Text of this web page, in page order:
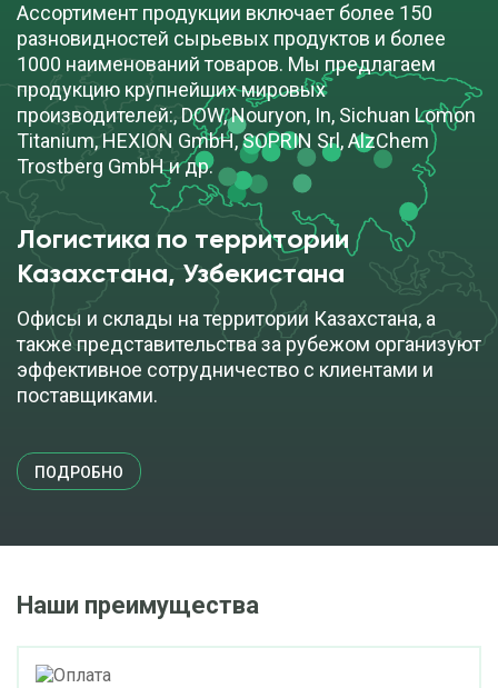
Ассортимент продукции включает более 150
разновидностей сырьевых продуктов и более
1000 наименований товаров. Мы предлагаем
продукцию крупнейших мировых
производителей:, DOW, Nouryon, In, Sichuan Lomon
Titanium, HEXION GmbH, SOPRIN Srl, AlzChem
Trostberg GmbH и др.
Логистика по территории
Казахстана, Узбекистана
Офисы и склады на территории Казахстана, а
также представительства за рубежом организуют
эффективное сотрудничество с клиентами и
поставщиками.
ПОДРОБНО
Наши преимущества